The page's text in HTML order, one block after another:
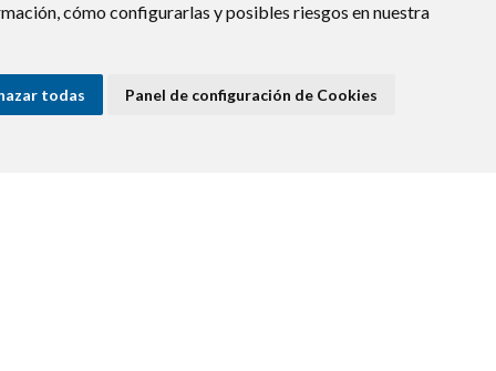
cómo configurarlas y posibles riesgos en nuestra
todas Panel de configuración de Cookies